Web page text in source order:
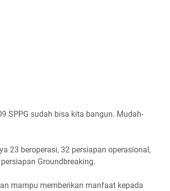
SPPG sudah bisa kita bangun. Mudah-
23 beroperasi, 32 persiapan operasional,
Groundbreaking.
mampu memberikan manfaat kepada